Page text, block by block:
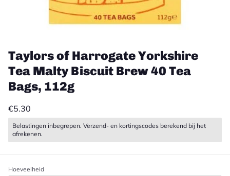
Taylors of Harrogate Yorkshire
Tea Malty Biscuit Brew 40 Tea
Bags, 112g
€5.30
Belastingen inbegrepen. Verzend- en kortingscodes berekend bij het
afrekenen.
Hoeveelheid